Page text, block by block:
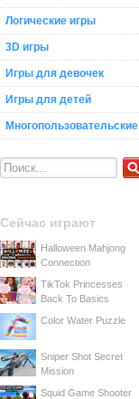
Логические игры
3D игры
Игры для девочек
Игры для детей
Многопользовательские
Сейчас играют
Halloween Mahjong
Connection
TikTok Princesses
Back To Basics
Color Water Puzzle
Sniper Shot Secret
Mission
Squid Game Shooter